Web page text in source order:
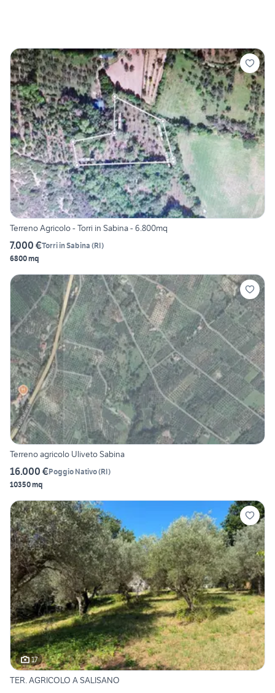
Terreno Agricolo - Torri in Sabina - 6.800mq
7.000 €Torri in Sabina (RI)
6800 mq
Terreno agricolo Uliveto Sabina
16.000 €Poggio Nativo(RI)
10350 mq
17
TER. AGRICOLO A SALISANO